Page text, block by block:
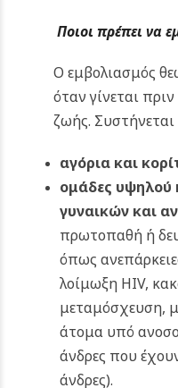
Ποιοι πρέπει να
Ο εμβολιασμός
όταν γίνεται
ζωής. Συστήνεται
αγόρια και
ομάδες υψηλού
γυναικών και
πρωτοπαθή ή
όπως
λοίμωξη HIV,
μεταμόσχευση,
άτομα υπό
άνδρες που
άνδρες).